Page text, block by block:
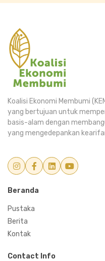
Koalisi Ekonomi Membumi
yang bertujuan untuk
basis-alam dengan
yang mengedepankan
Beranda
Pustaka
Berita
Kontak
Contact Info